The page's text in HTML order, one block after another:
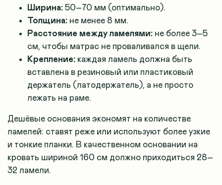
Ширина: 50–70 мм (оптимально).
Толщина: не менее 8 мм.
Расстояние между ламелями: не более 3–5
см, чтобы матрас не проваливался в щели.
Крепление: каждая ламель должна быть
вставлена в резиновый или пластиковый
держатель (латодержатель), а не просто
лежать на раме.
Дешёвые основания экономят на количестве
ламелей: ставят реже или используют более узкие
и тонкие планки. В качественном основании на
кровать шириной 160 см должно приходиться 28–
32 ламели.